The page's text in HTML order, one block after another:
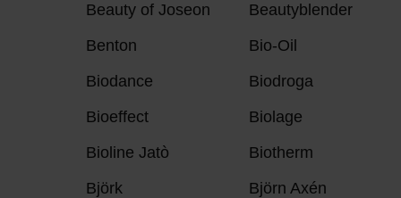
Beauty of Joseon
Beautyblender
Benton
Bio-Oil
Biodance
Biodroga
Bioeffect
Biolage
Bioline Jatò
Biotherm
Björk
Björn Axén